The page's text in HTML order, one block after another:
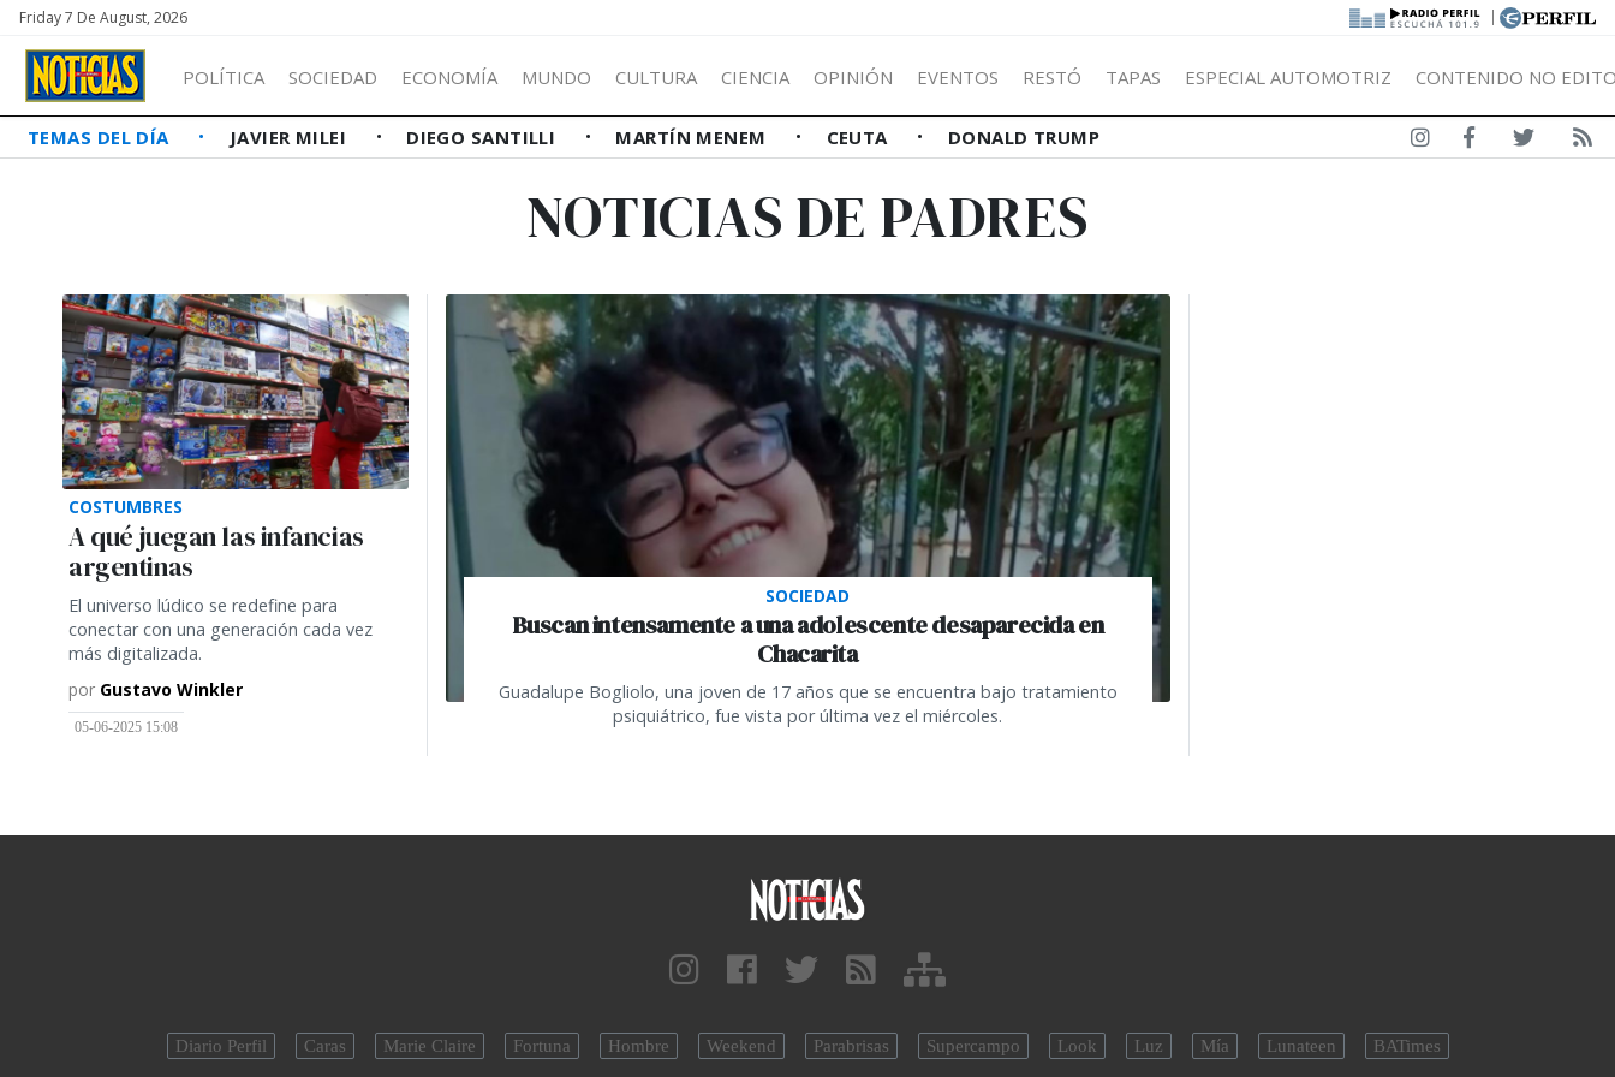
Friday 7 De August, 2026 |
POLÍTICA SOCIEDAD ECONOMÍA MUNDO CULTURA CIENCIA OPINIÓN EVENTOS RESTÓ TAPAS ESPECIAL AUTOMOTRIZ CONTENIDO NO
TEMAS DEL DÍA JAVIER MILEI DIEGO SANTILLI MARTÍN MENEM CEUTA DONALD TRUMP
NOTICIAS DE PADRES
COSTUMBRES
A qué juegan las infancias
argentinas
El universo lúdico se redefine para
conectar con una generación cada vez
más digitalizada.
por Gustavo Winkler
05-06-2025 15:08
SOCIEDAD
Buscan intensamente a una adolescente desaparecida en
Chacarita
Guadalupe Bogliolo, una joven de 17 años que se encuentra bajo tratamiento
psiquiátrico, fue vista por última vez el miércoles.
Diario Perfil Caras Marie Claire Fortuna Hombre Weekend Parabrisas Supercampo Look Luz Mía Lunateen BATimes